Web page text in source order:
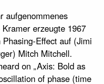
aufgenommenes
erzeugte 1967
Effect auf (Jimi
Mitch Mitchell.
on „Axis: Bold as
of phase (time